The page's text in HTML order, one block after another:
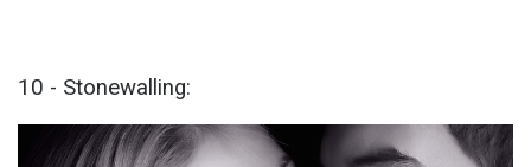
10 - Stonewalling: